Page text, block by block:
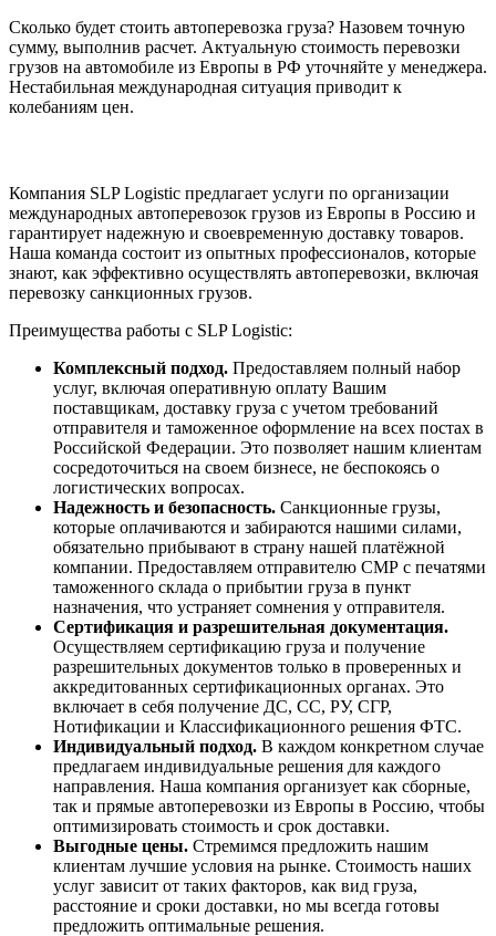
Сколько будет стоить автоперевозка груза? Назовем точную
сумму, выполнив расчет. Актуальную стоимость перевозки
грузов на автомобиле из Европы в РФ уточняйте у менеджера.
Нестабильная международная ситуация приводит к
колебаниям цен.
Компания SLP Logistic предлагает услуги по организации
международных автоперевозок грузов из Европы в Россию и
гарантирует надежную и своевременную доставку товаров.
Наша команда состоит из опытных профессионалов, которые
знают, как эффективно осуществлять автоперевозки, включая
перевозку санкционных грузов.
Преимущества работы с SLP Logistic:
Комплексный подход. Предоставляем полный набор
услуг, включая оперативную оплату Вашим
поставщикам, доставку груза с учетом требований
отправителя и таможенное оформление на всех постах в
Российской Федерации. Это позволяет нашим клиентам
сосредоточиться на своем бизнесе, не беспокоясь о
логистических вопросах.
Надежность и безопасность. Санкционные грузы,
которые оплачиваются и забираются нашими силами,
обязательно прибывают в страну нашей платёжной
компании. Предоставляем отправителю СМР с печатями
таможенного склада о прибытии груза в пункт
назначения, что устраняет сомнения у отправителя.
Сертификация и разрешительная документация.
Осуществляем сертификацию груза и получение
разрешительных документов только в проверенных и
аккредитованных сертификационных органах. Это
включает в себя получение ДС, СС, РУ, СГР,
Нотификации и Классификационного решения ФТС.
Индивидуальный подход. В каждом конкретном случае
предлагаем индивидуальные решения для каждого
направления. Наша компания организует как сборные,
так и прямые автоперевозки из Европы в Россию, чтобы
оптимизировать стоимость и срок доставки.
Выгодные цены. Стремимся предложить нашим
клиентам лучшие условия на рынке. Стоимость наших
услуг зависит от таких факторов, как вид груза,
расстояние и сроки доставки, но мы всегда готовы
предложить оптимальные решения.